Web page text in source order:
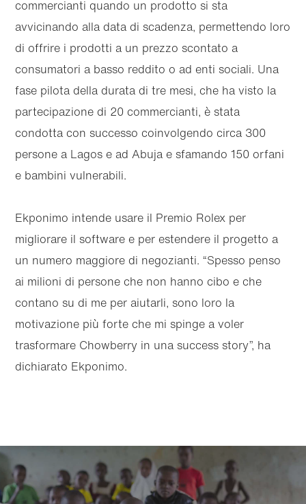
commercianti quando un prodotto si sta
avvicinando alla data di scadenza, permettendo loro
di offrire i prodotti a un prezzo scontato a
consumatori a basso reddito o ad enti sociali. Una
fase pilota della durata di tre mesi, che ha visto la
partecipazione di 20 commercianti, è stata
condotta con successo coinvolgendo circa 300
persone a Lagos e ad Abuja e sfamando 150 orfani
e bambini vulnerabili.
Ekponimo intende usare il Premio Rolex per
migliorare il software e per estendere il progetto a
un numero maggiore di negozianti. “Spesso penso
ai milioni di persone che non hanno cibo e che
contano su di me per aiutarli, sono loro la
motivazione più forte che mi spinge a voler
trasformare Chowberry in una success story”, ha
dichiarato Ekponimo.